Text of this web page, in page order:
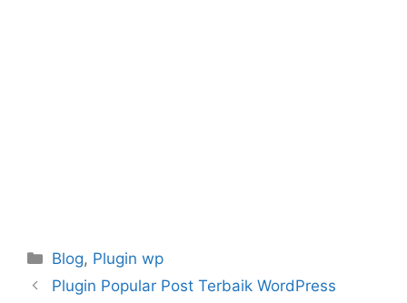
Categories
Blog, Plugin wp
Plugin Popular Post Terbaik WordPress